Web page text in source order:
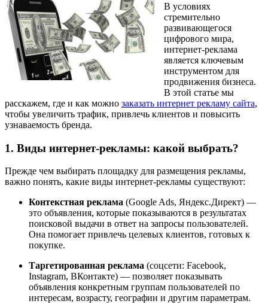
В условиях
стремительно
развивающегося
цифрового мира,
интернет-реклама
является ключевым
инструментом для
продвижения бизнеса.
В этой статье мы
расскажем, где и как можно заказать интернет рекламу сайта,
чтобы увеличить трафик, привлечь клиентов и повысить
узнаваемость бренда.
1. Виды интернет-рекламы: какой выбрать?
Прежде чем выбирать площадку для размещения рекламы,
важно понять, какие виды интернет-рекламы существуют:
Контекстная реклама (Google Ads, Яндекс.Директ) —
это объявления, которые показываются в результатах
поисковой выдачи в ответ на запросы пользователей.
Она помогает привлечь целевых клиентов, готовых к
покупке.
Таргетированная реклама (соцсети: Facebook,
Instagram, ВКонтакте) — позволяет показывать
объявления конкретным группам пользователей по
интересам, возрасту, географии и другим параметрам.